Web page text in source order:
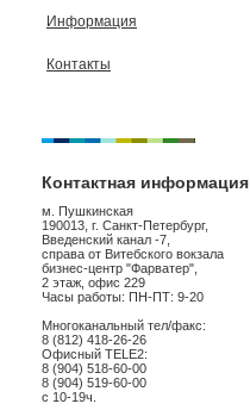
Информация
Контакты
Контактная информация
м. Пушкинская
190013, г. Санкт-Петербург,
Введенский канал -7,
справа от Витебского вокзала
бизнес-центр "Фарватер",
2 этаж, офис 229
Часы работы: ПН-ПТ: 9-20
Многоканальный тел/факс:
8 (812) 418-26-26
Офисный TELE2:
8 (904) 518-60-00
8 (904) 519-60-00
с 10-19ч.